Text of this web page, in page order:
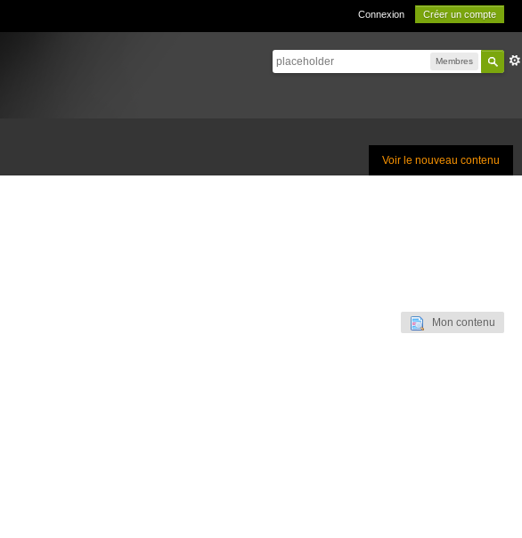
Connexion Créer un compte
Membres
Voir le nouveau contenu
Mon contenu